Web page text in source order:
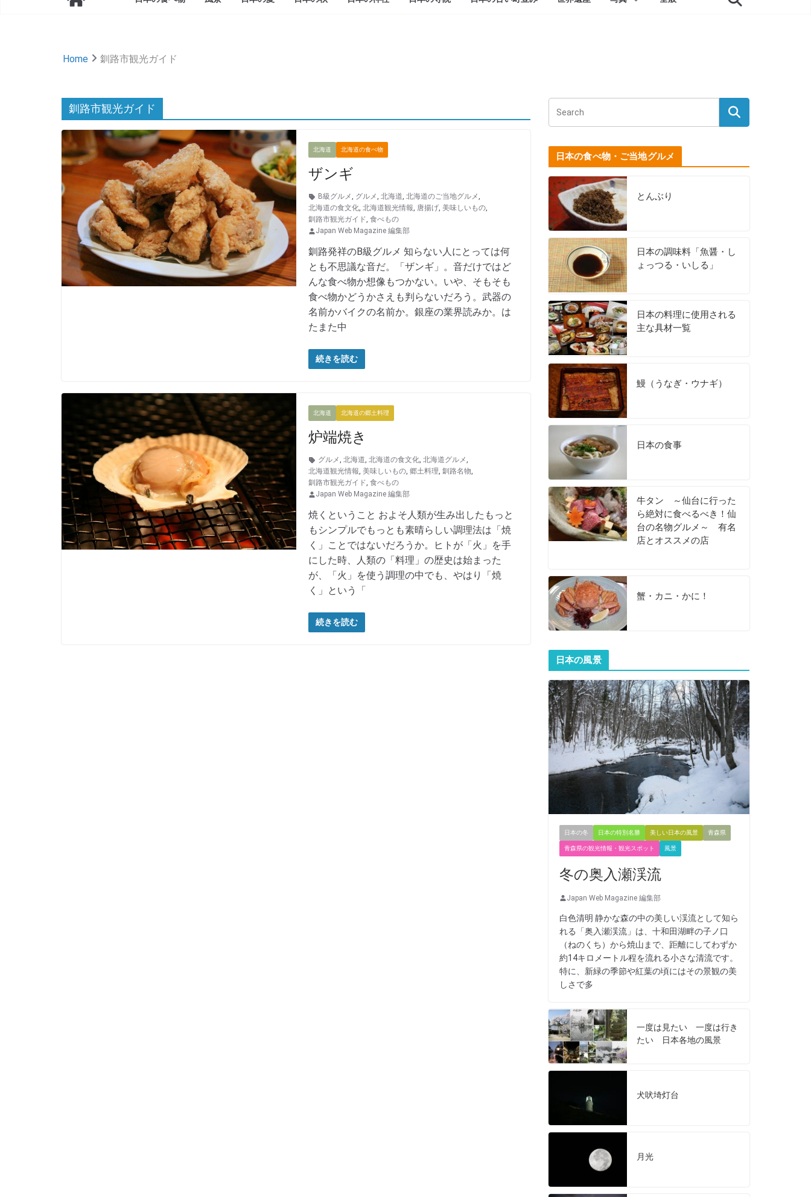
Home 釧路市観光ガイド
釧路市観光ガイド
北海道 北海道の食べ物
ザンギ
B級グルメ, グルメ, 北海道, 北海道のご当地グルメ,
北海道の食文化, 北海道観光情報, 唐揚げ, 美味しいもの,
釧路市観光ガイド, 食べもの
Japan Web Magazine 編集部
釧路発祥のB級グルメ 知らない人にとっては何
とも不思議な音だ。「ザンギ」。音だけではど
んな食べ物か想像もつかない。いや、そもそも
食べ物かどうかさえも判らないだろう。武器の
名前かバイクの名前か。銀座の業界読みか。は
たまた中
続きを読む
北海道 北海道の郷土料理
炉端焼き
グルメ, 北海道, 北海道の食文化, 北海道グルメ,
北海道観光情報, 美味しいもの, 郷土料理, 釧路名物,
釧路市観光ガイド, 食べもの
Japan Web Magazine 編集部
焼くということ およそ人類が生み出したもっと
もシンプルでもっとも素晴らしい調理法は「焼
く」ことではないだろうか。ヒトが「火」を手
にした時、人類の「料理」の歴史は始まった
が、「火」を使う調理の中でも、やはり「焼
く」という「
続きを読む
日本の食べ物・ご当地グルメ
とんぶり
日本の調味料「魚醤・し
ょっつる・いしる」
日本の料理に使用される
主な具材一覧
鰻（うなぎ・ウナギ）
日本の食事
牛タン ～仙台に行った
ら絶対に食べるべき！仙
台の名物グルメ～ 有名
店とオススメの店
蟹・カニ・かに！
日本の風景
日本の冬 日本の特別名勝 美しい日本の風景 青森県
青森県の観光情報・観光スポット 風景
冬の奥入瀬渓流
Japan Web Magazine 編集部
白色清明 静かな森の中の美しい渓流として知ら
れる「奥入瀬渓流」は、十和田湖畔の子ノ口
（ねのくち）から焼山まで、距離にしてわずか
約14キロメートル程を流れる小さな清流です。
特に、新緑の季節や紅葉の頃にはその景観の美
しさで多
一度は見たい 一度は行き
たい 日本各地の風景
犬吠埼灯台
月光